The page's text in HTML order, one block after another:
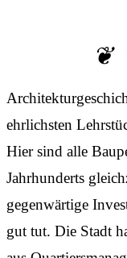
ehrlichsten
Hier sind alle
Jahrhunderts
gegenwärtige
gut tut. Die Stadt